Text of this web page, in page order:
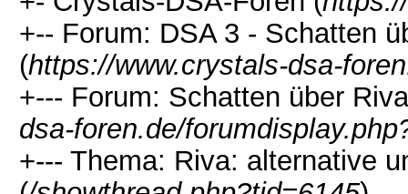
+-- Forum: DSA 3 - Schatten
(https://www.crystals-dsa-
+--- Forum: Schatten über
dsa-foren.de/
+--- Thema: Riva: alternative